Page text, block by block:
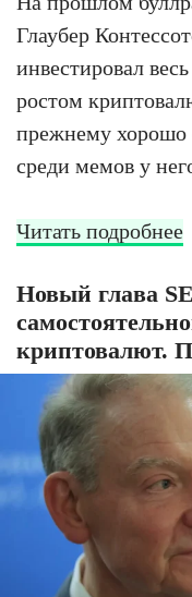
Глаубер
инвестировал
ростом
прежнему хорошо
среди мемов у
Читать подробнее
Новый глава
криптовалют.